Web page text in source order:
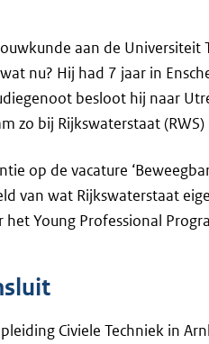
aan de Universiteit
nu? Hij had 7 jaar in
besloot hij naar
zo bij Rijkswaterstaat (RWS)
op de vacature
van wat Rijkswaterstaat
Young Professional
Civiele Techniek in